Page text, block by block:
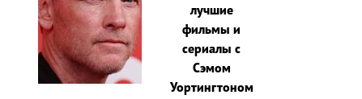
лучшие
фильмы и
сериалы с
Сэмом
Уортингтоном